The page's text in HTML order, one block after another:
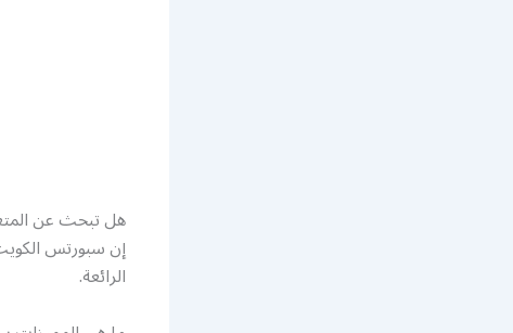
هل تبحث عن
إن سبورتس
الرائعة.